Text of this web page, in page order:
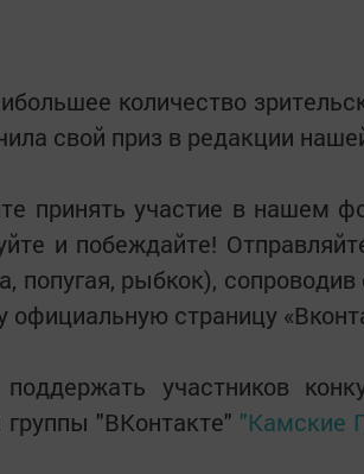
количество
свой приз в редакции
принять участие в нашем
и побеждайте!
попугая, рыбкок),
страницу
участников
"ВКонтакте" "Камские